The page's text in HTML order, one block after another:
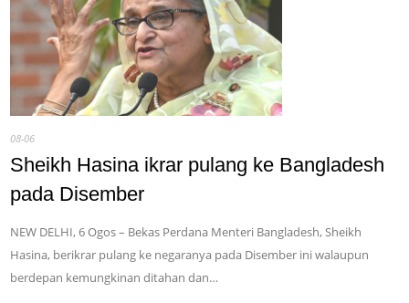
08-06
Sheikh Hasina ikrar pulang ke Bangladesh
pada Disember
NEW DELHI, 6 Ogos – Bekas Perdana Menteri Bangladesh, Sheikh
Hasina, berikrar pulang ke negaranya pada Disember ini walaupun
berdepan kemungkinan ditahan dan…